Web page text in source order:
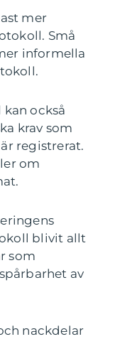
mer
Små
informella
också
krav som
registrerat.
om
blivit allt
som
av
nackdelar